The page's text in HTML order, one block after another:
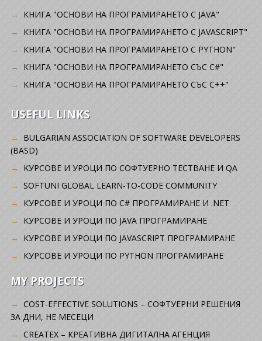
КНИГА "ОСНОВИ НА ПРОГРАМИРАНЕТО С JAVA"
КНИГА "ОСНОВИ НА ПРОГРАМИРАНЕТО С JAVASCRIPT"
КНИГА "ОСНОВИ НА ПРОГРАМИРАНЕТО С PYTHON"
КНИГА "ОСНОВИ НА ПРОГРАМИРАНЕТО СЪС C#"
КНИГА "ОСНОВИ НА ПРОГРАМИРАНЕТО СЪС C++"
USEFUL LINKS
BULGARIAN ASSOCIATION OF SOFTWARE DEVELOPERS
(BASD)
KУРСОВЕ И УРОЦИ ПО СОФТУЕРНО ТЕСТВАНЕ И QA
SOFTUNI GLOBAL LEARN-TO-CODE COMMUNITY
КУРСОВЕ И УРОЦИ ПО C# ПРОГРАМИРАНЕ И .NET
КУРСОВЕ И УРОЦИ ПО JAVA ПРОГРАМИРАНЕ
КУРСОВЕ И УРОЦИ ПО JAVASCRIPT ПРОГРАМИРАНЕ
КУРСОВЕ И УРОЦИ ПО PYTHON ПРОГРАМИРАНЕ
MY PROJECTS
COST-EFFECTIVE SOLUTIONS – СОФТУЕРНИ РЕШЕНИЯ
ЗА ДНИ, НЕ МЕСЕЦИ
CREATEX – КРЕАТИВНА ДИГИТАЛНА АГЕНЦИЯ